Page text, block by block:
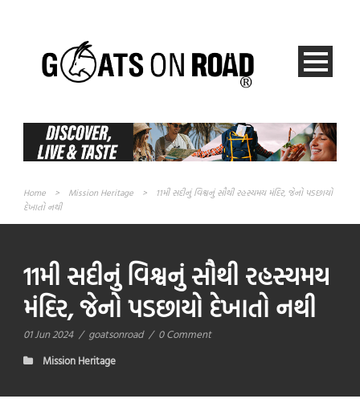
Home > Mission Heritage >
11મી સદીનું વિશ્વનું સૌથી રહસ્યમય મંદિર, જેનો પડછાયો
દેખાતો નથી
11મી સદીનું વિશ્વનું સૌથી રહસ્યમય
મંદિર, જેનો પડછાયો દેખાતો નથી
01 Jun 2024 / goatsonroad / 0 Comment
Mission Heritage